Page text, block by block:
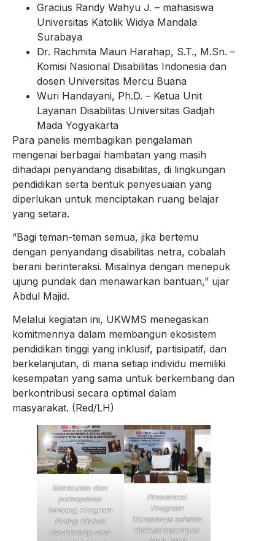
Gracius Randy Wahyu J. – mahasiswa
Universitas Katolik Widya Mandala
Surabaya
Dr. Rachmita Maun Harahap, S.T., M.Sn. –
Komisi Nasional Disabilitas Indonesia dan
dosen Universitas Mercu Buana
Wuri Handayani, Ph.D. – Ketua Unit
Layanan Disabilitas Universitas Gadjah
Mada Yogyakarta
Para panelis membagikan pengalaman
mengenai berbagai hambatan yang masih
dihadapi penyandang disabilitas, di lingkungan
pendidikan serta bentuk penyesuaian yang
diperlukan untuk menciptakan ruang belajar
yang setara.
“Bagi teman-teman semua, jika bertemu
dengan penyandang disabilitas netra, cobalah
berani berinteraksi. Misalnya dengan menepuk
ujung pundak dan menawarkan bantuan,” ujar
Abdul Majid.
Melalui kegiatan ini, UKWMS menegaskan
komitmennya dalam membangun ekosistem
pendidikan tinggi yang inklusif, partisipatif, dan
berkelanjutan, di mana setiap individu memiliki
kesempatan yang sama untuk berkembang dan
berkontribusi secara optimal dalam
masyarakat. (Red/LH)
Sambutan dan
pemaparan
tentang Program
Going Global
Partnership oleh
Presentasi
Program
Kampanye setelah
diskusi kelompok